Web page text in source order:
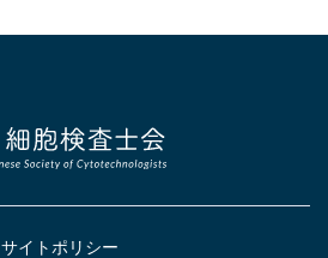
サイトポリシー